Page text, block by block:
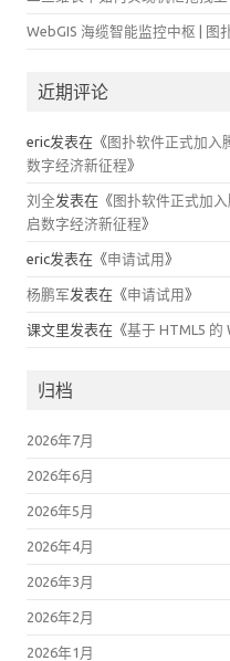
WebGIS 海缆智能监控中枢 | 图
近期评论
eric发表在《图扑软件正式加入
数字经济新征程》
刘全发表在《图扑软件正式加
启数字经济新征程》
eric发表在《申请试用》
杨鹏军发表在《申请试用》
课文里发表在《基于 HTML5 的
归档
2026年7月
2026年6月
2026年5月
2026年4月
2026年3月
2026年2月
2026年1月